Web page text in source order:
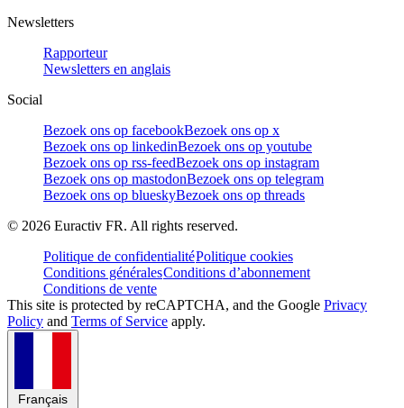
Newsletters
Rapporteur
Newsletters en anglais
Social
Bezoek ons op facebookBezoek ons op x
Bezoek ons op linkedinBezoek ons op youtube
Bezoek ons op rss-feedBezoek ons op instagram
Bezoek ons op mastodonBezoek ons op telegram
Bezoek ons op blueskyBezoek ons op threads
© 2026 Euractiv FR. All rights reserved.
Politique de confidentialitéPolitique cookies
Conditions généralesConditions d’abonnement
Conditions de vente
This site is protected by reCAPTCHA, and the Google Privacy
Policy and Terms of Service apply.
Français